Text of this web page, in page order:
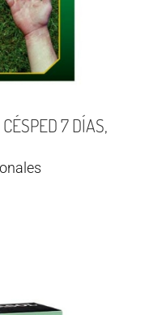
7 DÍAS,